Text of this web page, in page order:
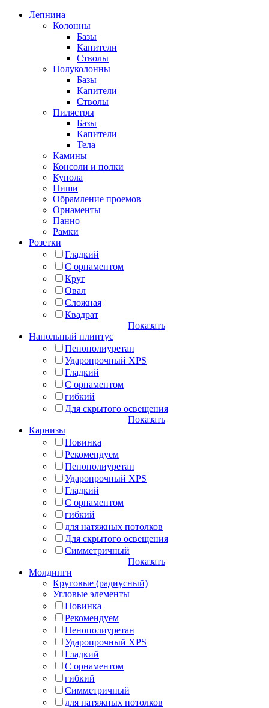
Лепнина
Колонны
Базы
Капители
Стволы
Полуколонны
Базы
Капители
Стволы
Пилястры
Базы
Капители
Тела
Камины
Консоли и полки
Купола
Ниши
Обрамление проемов
Орнаменты
Панно
Рамки
Розетки
Гладкий
С орнаментом
Круг
Овал
Сложная
Квадрат
Показать
Напольный плинтус
Пенополиуретан
Ударопрочный XPS
Гладкий
С орнаментом
гибкий
Для скрытого освещения
Показать
Карнизы
Новинка
Рекомендуем
Пенополиуретан
Ударопрочный XPS
Гладкий
С орнаментом
гибкий
для натяжных потолков
Для скрытого освещения
Симметричный
Показать
Молдинги
Круговые (радиусный)
Угловые элементы
Новинка
Рекомендуем
Пенополиуретан
Ударопрочный XPS
Гладкий
С орнаментом
гибкий
Симметричный
для натяжных потолков